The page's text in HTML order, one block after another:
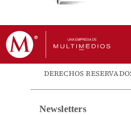
DERECHOS
Newsletters